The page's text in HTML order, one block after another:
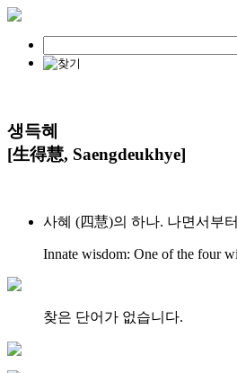
생득혜
[生得慧, Saengdeukhye]
사혜 (四慧)의 하나. 나면서부
Innate wisdom: One of the four
찾은 단어가 없습니다.